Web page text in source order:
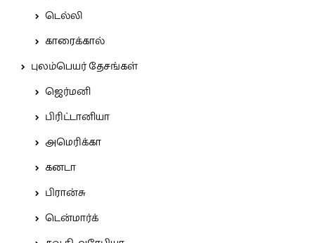
டெல்லி
காரைக்கால்
புலம்பெயர் தேசங்கள்
ஜெர்மனி
பிரிட்டானியா
அமெரிக்கா
கனடா
பிரான்சு
டென்மார்க்